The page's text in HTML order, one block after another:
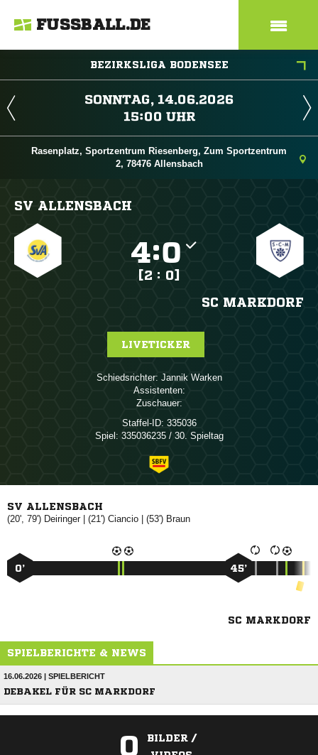
FUSSBALL.DE
BEZIRKSLIGA BODENSEE
 
 
Rasenplatz, Sportzentrum Riesenberg, Zum Sportzentrum
2, 78476 Allensbach
SV ALLENSBACH
:
[2 : 0]
SC MARKDORF
LIVETICKER
Schiedsrichter:  
Assistenten:
Zuschauer:
Staffel-ID: 335036
Spiel: 335036235 / 30. Spieltag
SV ALLENSBACH
(20', 79') | (21')  | (53') 
0’ 45’
SC MARKDORF
SPIELBERICHTE & NEWS
16.06.2026 | SPIELBERICHT
DEBAKEL FÜR SC MARKDORF
0
BILDER /